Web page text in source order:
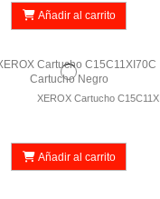
Añadir al carrito
XEROX Cartucho
Añadir al carrito